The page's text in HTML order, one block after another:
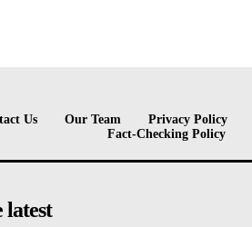
Us Our Team Privacy Policy
Fact-Checking Policy
latest